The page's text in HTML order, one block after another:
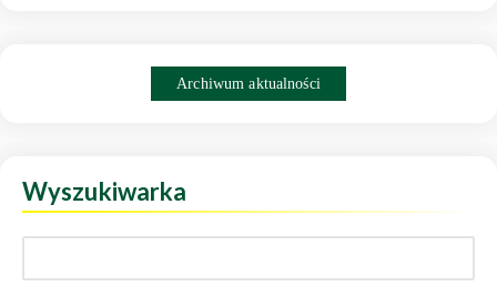
Archiwum aktualności
Wyszukiwarka